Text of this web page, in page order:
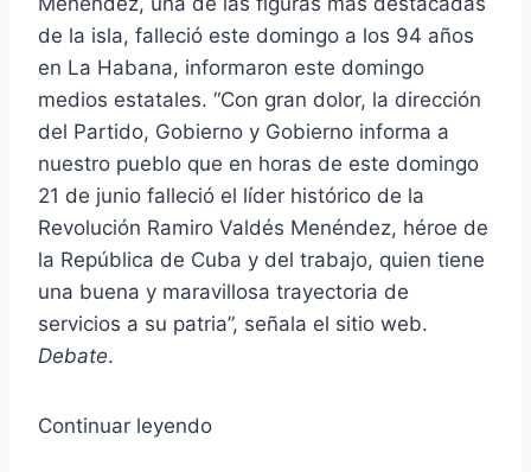
de la isla, falleció este domingo a los 94 años
en La Habana, informaron este domingo
medios estatales. “Con gran dolor, la dirección
del Partido, Gobierno y Gobierno informa a
nuestro pueblo que en horas de este domingo
21 de junio falleció el líder histórico de la
Revolución Ramiro Valdés Menéndez, héroe de
la República de Cuba y del trabajo, quien tiene
una buena y maravillosa trayectoria de
servicios a su patria”, señala el sitio web.
Debate.
Continuar leyendo